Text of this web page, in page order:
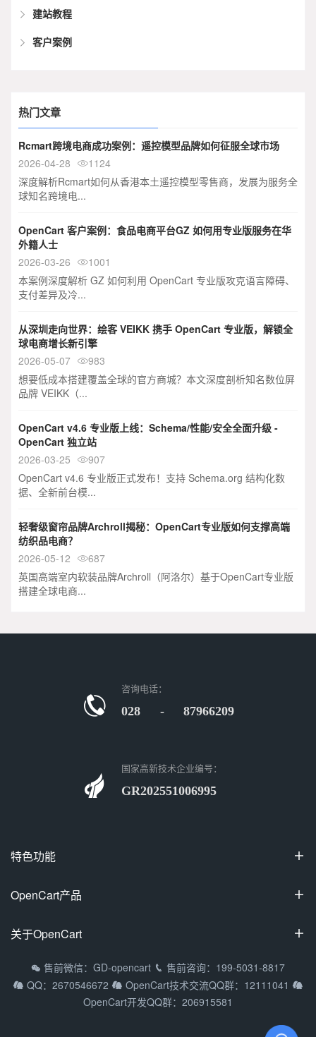
建站教程
客户案例
热门文章
Rcmart跨境电商成功案例：遥控模型品牌如何征服全球市场
2026-04-28
1124
深度解析Rcmart如何从香港本土遥控模型零售商，发展为服务全
球知名跨境电...
OpenCart 客户案例：食品电商平台GZ 如何用专业版服务在华
外籍人士
2026-03-26
1001
本案例深度解析 GZ 如何利用 OpenCart 专业版攻克语言障碍、
支付差异及冷...
从深圳走向世界：绘客 VEIKK 携手 OpenCart 专业版，解锁全
球电商增长新引擎
2026-05-07
983
想要低成本搭建覆盖全球的官方商城？本文深度剖析知名数位屏
品牌 VEIKK（...
OpenCart v4.6 专业版上线：Schema/性能/安全全面升级 -
OpenCart 独立站
2026-03-25
907
OpenCart v4.6 专业版正式发布！支持 Schema.org 结构化数
据、全新前台模...
轻奢级窗帘品牌Archroll揭秘：OpenCart专业版如何支撑高端
纺织品电商？
2026-05-12
687
英国高端室内软装品牌Archroll（阿洛尔）基于OpenCart专业版
搭建全球电商...
咨询电话：
028 - 87966209
国家高新技术企业编号：
GR202551006995
特色功能 
100%开源
多商家入驻
拼团/砍价/秒杀
支持9种主流语种
OpenCart产品 
OpenCart国际专业版
OpenCart多商家系统
OpenCart移动APP
关于OpenCart 
OpenCart教程
常见问题
 售前微信：GD-opencart  售前咨询：199-5031-8817
 QQ：2670546672  OpenCart技术交流QQ群：12111041 
OpenCart开发QQ群：206915581